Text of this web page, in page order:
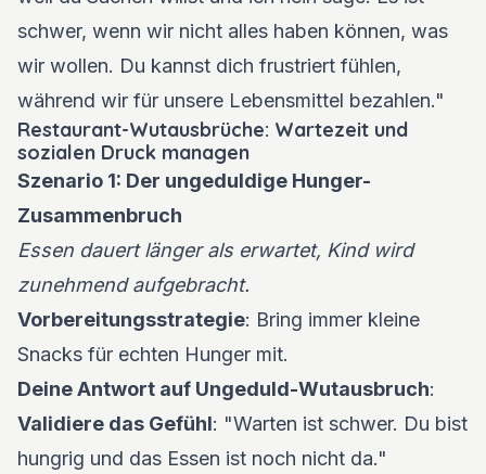
schwer, wenn wir nicht alles haben können, was
wir wollen. Du kannst dich frustriert fühlen,
während wir für unsere Lebensmittel bezahlen."
Restaurant-Wutausbrüche: Wartezeit und
sozialen Druck managen
Szenario 1: Der ungeduldige Hunger-
Zusammenbruch
Essen dauert länger als erwartet, Kind wird
zunehmend aufgebracht.
Vorbereitungsstrategie: Bring immer kleine
Snacks für echten Hunger mit.
Deine Antwort auf Ungeduld-Wutausbruch:
Validiere das Gefühl: "Warten ist schwer. Du bist
hungrig und das Essen ist noch nicht da."